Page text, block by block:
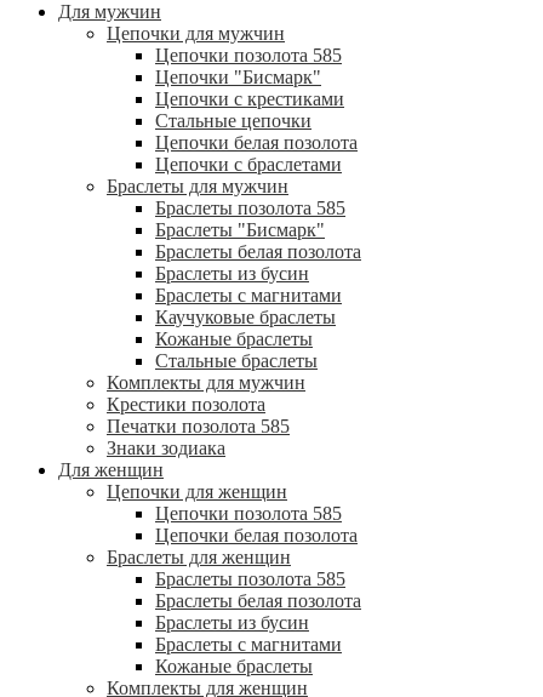
Для мужчин
Цепочки для мужчин
Цепочки позолота 585
Цепочки "Бисмарк"
Цепочки с крестиками
Стальные цепочки
Цепочки белая позолота
Цепочки с браслетами
Браслеты для мужчин
Браслеты позолота 585
Браслеты "Бисмарк"
Браслеты белая позолота
Браслеты из бусин
Браслеты с магнитами
Каучуковые браслеты
Кожаные браслеты
Стальные браслеты
Комплекты для мужчин
Крестики позолота
Печатки позолота 585
Знаки зодиака
Для женщин
Цепочки для женщин
Цепочки позолота 585
Цепочки белая позолота
Браслеты для женщин
Браслеты позолота 585
Браслеты белая позолота
Браслеты из бусин
Браслеты с магнитами
Кожаные браслеты
Комплекты для женщин